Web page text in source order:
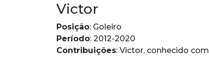
Victor
Posição: Goleiro
Período: 2012-2020
Contribuições: Victor, conhecido